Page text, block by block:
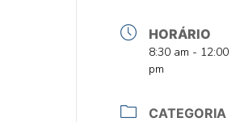
HORÁRIO
HORA
8:30 am - 12:00
pm
CATEGORIA